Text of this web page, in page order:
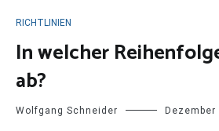
RICHTLINIEN
In welcher
ab?
Wolfgang Schneider Dezember